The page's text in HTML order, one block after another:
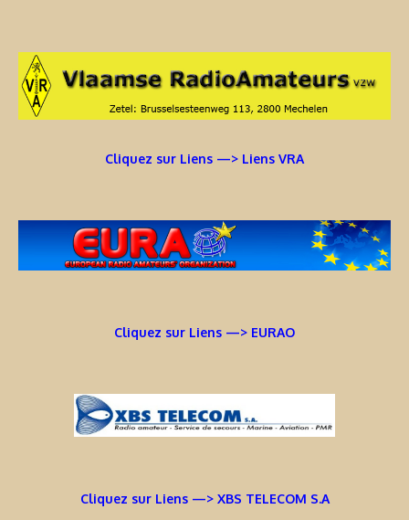
Cliquez sur Liens —> Liens VRA
Cliquez sur Liens —> EURAO
Cliquez sur Liens —> XBS TELECOM S.A